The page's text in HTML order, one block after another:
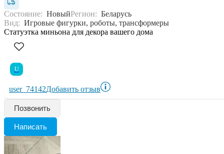
Состояние: НовыйРегион: Беларусь
Вид: Игровые фигурки, роботы, трансформеры
Статуэтка миньона для декора вашего дома
U
user_74142Добавить отзыв
Позвонить
Написать